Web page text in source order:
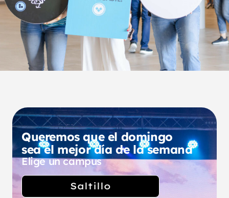
Queremos que el domingo
sea el mejor día de la semana
Elige un campus
Saltillo